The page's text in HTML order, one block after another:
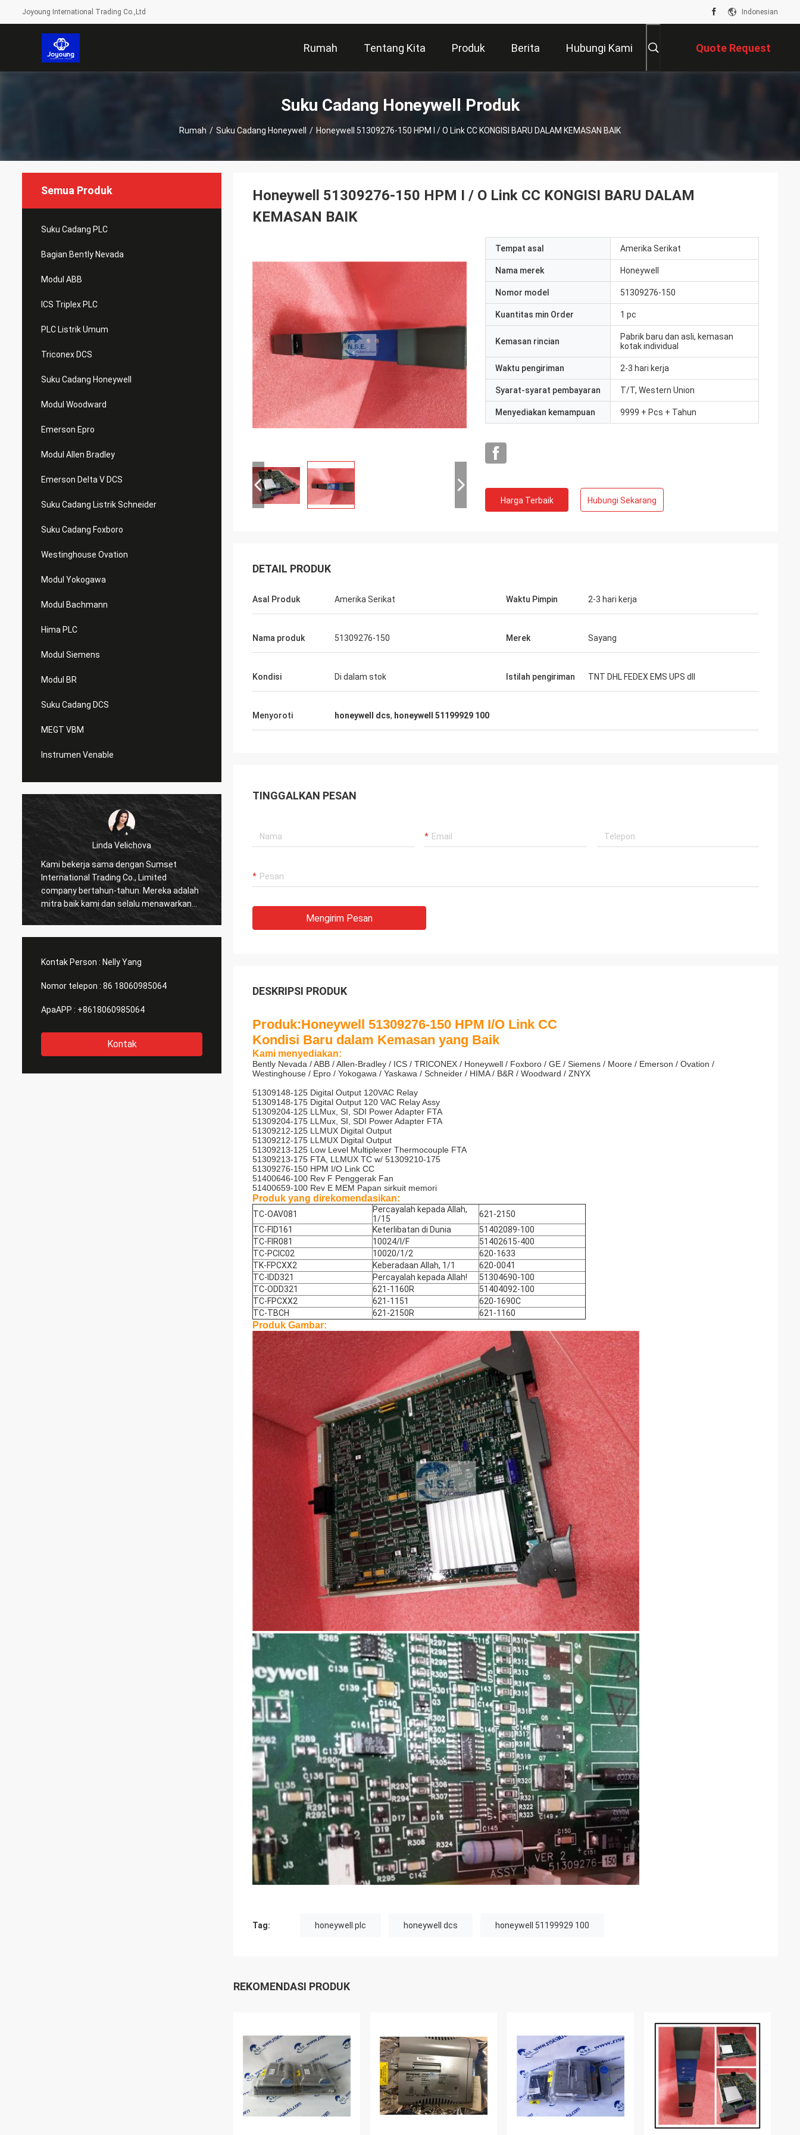
Joyoung International Trading Co.,Ltd Indonesian
Rumah Tentang Kita Produk Berita Hubungi Kami Quote Request
Suku Cadang Honeywell Produk
Rumah / Suku Cadang Honeywell / Honeywell 51309276-150 HPM I / O Link CC KONGISI BARU DALAM KEMASAN BAIK
Semua Produk
Suku Cadang PLC
Bagian Bently Nevada
Modul ABB
ICS Triplex PLC
PLC Listrik Umum
Triconex DCS
Suku Cadang Honeywell
Modul Woodward
Emerson Epro
Modul Allen Bradley
Emerson Delta V DCS
Suku Cadang Listrik Schneider
Suku Cadang Foxboro
Westinghouse Ovation
Modul Yokogawa
Modul Bachmann
Hima PLC
Modul Siemens
Modul BR
Suku Cadang DCS
MEGT VBM
Instrumen Venable
Linda Velichova
Kami bekerja sama dengan Sumset
International Trading Co., Limited
company bertahun-tahun. Mereka adalah
mitra baik kami dan selalu menawarkan
harga terbaik dan layanan yang baik!
Mohammed Khan
Company Limited adalah mitra yang dapat
diandalkan, kami mengimpor barang dari
Rahmat
penuh perhatian! Kami kehormatan
Kontak Person : Nelly Yang
Nomor telepon : 86 18060985064
ApaAPP : +8618060985064
Kontak
Honeywell 51309276-150 HPM I / O Link CC KONGISI BARU DALAM
KEMASAN BAIK
Tempat asal Amerika Serikat
Nama merek Honeywell
Nomor model 51309276-150
Kuantitas min Order 1 pc
Kemasan rincian
Pabrik baru dan asli, kemasan
kotak individual
Waktu pengiriman 2-3 hari kerja
Syarat-syarat pembayaran T/T, Western Union
Menyediakan kemampuan 9999 + Pcs + Tahun
Harga Terbaik Hubungi Sekarang
DETAIL PRODUK
Asal Produk Amerika Serikat Waktu Pimpin 2-3 hari kerja
Nama produk 51309276-150 Merek Sayang
Kondisi Di dalam stok Istilah pengiriman TNT DHL FEDEX EMS UPS dll
Menyoroti honeywell dcs, honeywell 51199929 100
TINGGALKAN PESAN
Mengirim Pesan
DESKRIPSI PRODUK
Produk:Honeywell 51309276-150 HPM I/O Link CC
Kondisi Baru dalam Kemasan yang Baik
Kami menyediakan:
Bently Nevada / ABB / Allen-Bradley / ICS / TRICONEX / Honeywell / Foxboro / GE / Siemens / Moore / Emerson / Ovation /
Westinghouse / Epro / Yokogawa / Yaskawa / Schneider / HIMA / B&R / Woodward / ZNYX
51309148-125 Digital Output 120VAC Relay
51309148-175 Digital Output 120 VAC Relay Assy
51309204-125 LLMux, SI, SDI Power Adapter FTA
51309204-175 LLMux, SI, SDI Power Adapter FTA
51309212-125 LLMUX Digital Output
51309212-175 LLMUX Digital Output
51309213-125 Low Level Multiplexer Thermocouple FTA
51309213-175 FTA, LLMUX TC w/ 51309210-175
51309276-150 HPM I/O Link CC
51400646-100 Rev F Penggerak Fan
51400659-100 Rev E MEM Papan sirkuit memori
Produk yang direkomendasikan:
TC-OAV081
Percayalah kepada Allah,
1/15
621-2150
TC-FID161
Keterlibatan di Dunia
51402089-100
TC-FIR081
10024/I/F
51402615-400
TC-PCIC02
10020/1/2
620-1633
TK-FPCXX2
Keberadaan Allah, 1/1
620-0041
TC-IDD321
Percayalah kepada Allah!
51304690-100
TC-ODD321
621-1160R
51404092-100
TC-FPCXX2
621-1151
620-1690C
TC-TBCH
621-2150R 621-1160
Produk Gambar:
Tag: honeywell plc honeywell dcs honeywell 51199929 100
REKOMENDASI PRODUK